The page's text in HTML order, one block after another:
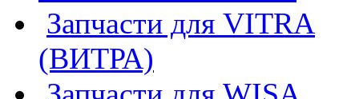
Запчасти для VITRA
(ВИТРА)